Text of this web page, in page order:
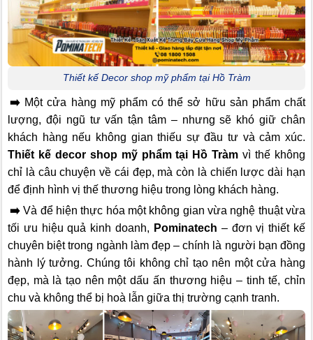
Thiết kế Decor shop mỹ phẩm tại Hồ Tràm
➡️ Một cửa hàng mỹ phẩm có thể sở hữu sản phẩm chất
lượng, đội ngũ tư vấn tận tâm – nhưng sẽ khó giữ chân
khách hàng nếu không gian thiếu sự đầu tư và cảm xúc.
Thiết kế decor shop mỹ phẩm tại Hồ Tràm vì thế không
chỉ là câu chuyện về cái đẹp, mà còn là chiến lược dài hạn
để định hình vị thế thương hiệu trong lòng khách hàng.
➡️ Và để hiện thực hóa một không gian vừa nghệ thuật vừa
tối ưu hiệu quả kinh doanh, Pominatech – đơn vị thiết kế
chuyên biệt trong ngành làm đẹp – chính là người bạn đồng
hành lý tưởng. Chúng tôi không chỉ tạo nên một cửa hàng
đẹp, mà là tạo nên một dấu ấn thương hiệu – tinh tế, chỉn
chu và không thể bị hoà lẫn giữa thị trường cạnh tranh.